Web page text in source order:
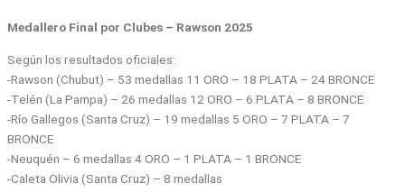
Medallero Final por Clubes – Rawson 2025
Según los resultados oficiales:
-Rawson (Chubut) – 53 medallas 11 ORO – 18 PLATA – 24 BRONCE
-Telén (La Pampa) – 26 medallas 12 ORO – 6 PLATA – 8 BRONCE
-Río Gallegos (Santa Cruz) – 19 medallas 5 ORO – 7 PLATA – 7
BRONCE
-Neuquén – 6 medallas 4 ORO – 1 PLATA – 1 BRONCE
-Caleta Olivia (Santa Cruz) – 8 medallas